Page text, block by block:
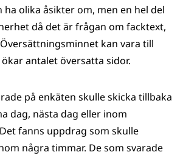
olika åsikter om, men en hel del
då det är frågan om facktext,
kan vara till
antalet översatta sidor.
på enkäten skulle skicka tillbaka
dag, nästa dag eller inom
fanns uppdrag som skulle
några timmar. De som svarade